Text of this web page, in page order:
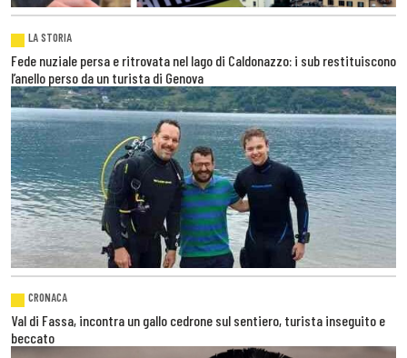
LA STORIA
Fede nuziale persa e ritrovata nel lago di Caldonazzo: i sub restituiscono
l’anello perso da un turista di Genova
CRONACA
Val di Fassa, incontra un gallo cedrone sul sentiero, turista inseguito e
beccato